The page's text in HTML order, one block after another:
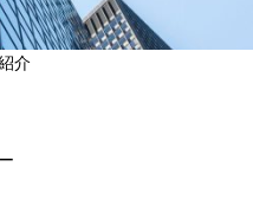
介